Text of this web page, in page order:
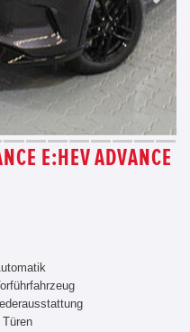
E:HEV ADVANCE
Türen